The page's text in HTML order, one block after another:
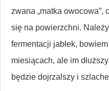
zwana „matka owocowa”,
się na powierzchni.
fermentacji jabłek,
miesiącach, ale im
będzie dojrzalszy i